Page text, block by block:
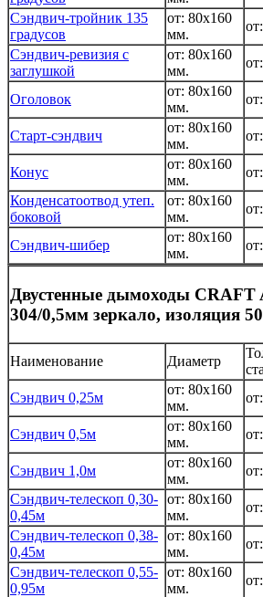
Сэндвич-тройник 135
градусов
от: 80x160
мм.
Сэндвич-ревизия с
заглушкой
от: 80x160
мм.
Оголовок
от: 80x160
мм.
Старт-сэндвич
от: 80x160
мм.
Конус
от: 80x160
мм.
Конденсатоотвод утеп.
боковой
от: 80x160
мм.
Сэндвич-шибер
от: 80x160
мм.
Двустенные дымоходы CRAFT
304/0,5мм зеркало, изоляция
Наименование Диаметр
Сэндвич 0,25м
от: 80x160
мм.
Сэндвич 0,5м
от: 80x160
мм.
Сэндвич 1,0м
от: 80x160
мм.
Сэндвич-телескоп 0,30-
0,45м
от: 80x160
мм.
Сэндвич-телескоп 0,38-
0,45м
от: 80x160
мм.
Сэндвич-телескоп 0,55-
0,95м
от: 80x160
мм.